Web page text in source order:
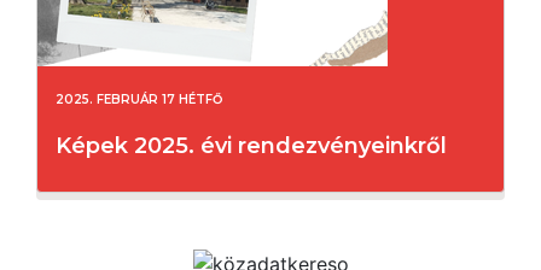
2025. FEBRUÁR 17 HÉTFŐ
Képek 2025. évi rendezvényeinkről